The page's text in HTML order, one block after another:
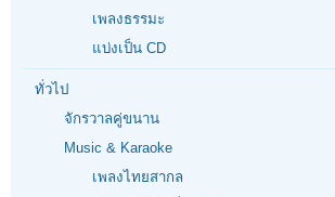
เพลงธรรมะ
แบ่งเป็น CD
ทั่วไป
จักรวาลคู่ขนาน
Music & Karaoke
เพลงไทยสากล